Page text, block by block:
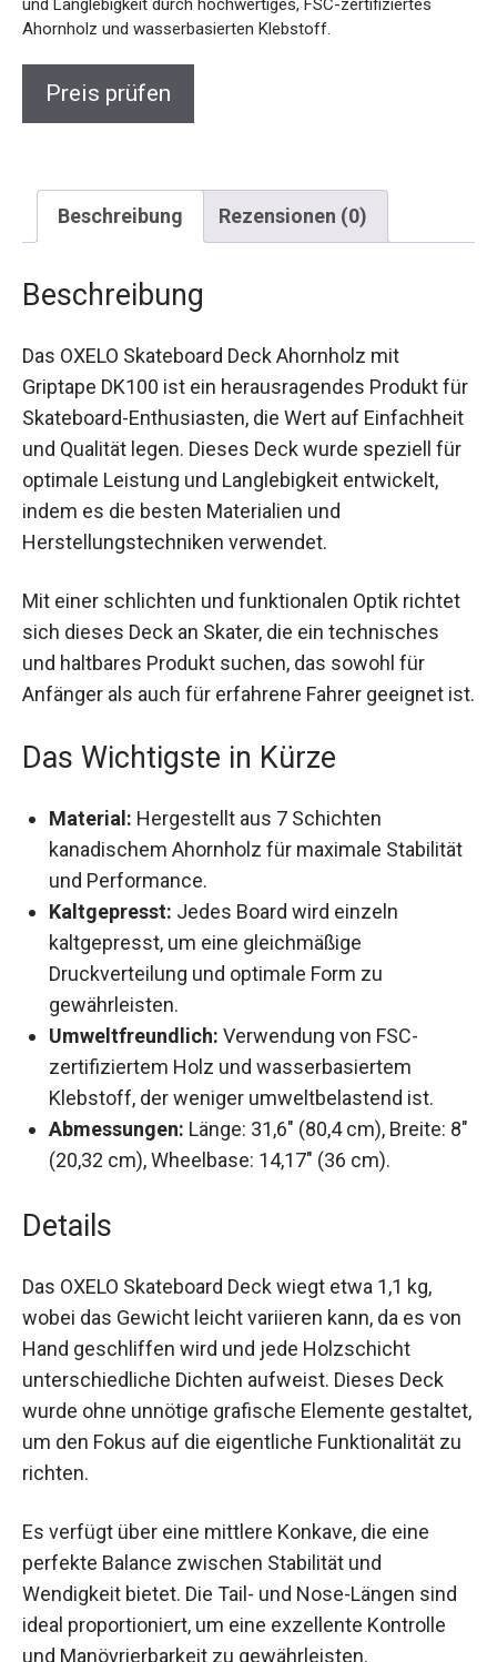
hochwertiges, FSC-zertifiziertes Ahornholz und
wasserbasierten Klebstoff.
Preis prüfen
Beschreibung Rezensionen (0)
Beschreibung
Das OXELO Skateboard Deck Ahornholz mit
Griptape DK100 ist ein herausragendes Produkt
für Skateboard-Enthusiasten, die Wert auf
Einfachheit und Qualität legen. Dieses Deck
wurde speziell für optimale Leistung und
Langlebigkeit entwickelt, indem es die besten
Materialien und Herstellungstechniken
Mit einer schlichten und funktionalen Optik
richtet sich dieses Deck an Skater, die ein
technisches und haltbares Produkt suchen, das
Fahrer geeignet ist.
Das Wichtigste in Kürze
Material:Hergestellt aus 7 Schichten
kanadischem Ahornholz für maximale
Stabilität und Performance.
Kaltgepresst:Jedes Board wird einzeln
kaltgepresst, um eine gleichmäßige
Druckverteilung und optimale Form zu
gewährleisten.
Umweltfreundlich:Verwendung von FSC-
zertifiziertem Holz und wasserbasiertem
Klebstoff, der weniger umweltbelastend ist.
8″ (20,32 cm), Wheelbase: 14,17″ (36 cm).
Details
Das OXELO Skateboard Deck wiegt etwa 1,1 kg,
wobei das Gewicht leicht variieren kann, da es
von Hand geschliffen wird und jede Holzschicht
unterschiedliche Dichten aufweist. Dieses Deck
wurde ohne unnötige grafische Elemente
Funktionalität zu richten.
Es verfügt über eine mittlere Konkave, die eine
perfekte Balance zwischen Stabilität und